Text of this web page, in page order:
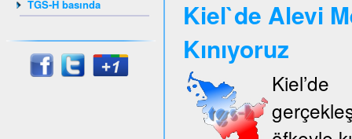
TGS-H basında
Kiel`de Alevi
Kınıyoruz